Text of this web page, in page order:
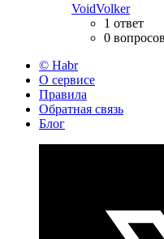
VoidVolker
1 ответ
0 вопросов
© Habr
О сервисе
Правила
Обратная связь
Блог